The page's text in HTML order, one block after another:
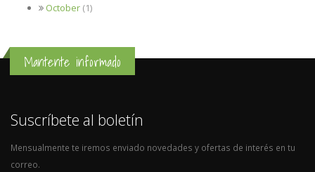
October (1)
Mantente informado
Suscríbete al boletín
Mensualmente te iremos enviado novedades y ofertas de interés en tu
correo.